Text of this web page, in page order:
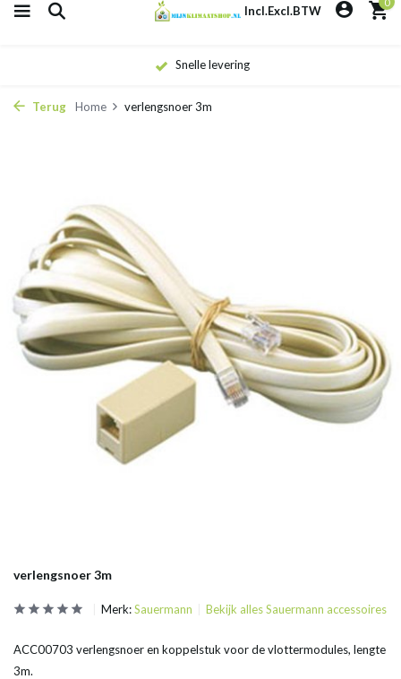
Incl.Excl.BTW
Snelle levering
Terug Home verlengsnoer 3m
verlengsnoer 3m
Merk:Sauermann Bekijk alles Sauermann accessoires
ACC00703 verlengsnoer en koppelstuk voor de vlottermodules, lengte
3m.